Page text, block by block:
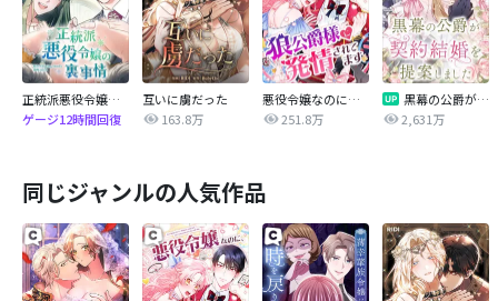
正統派悪役令嬢の裏事情
ゲージ12時間回復
互いに虜だった
163.8万
悪役令嬢なのに、狼公爵様に発情されてます
251.8万
黒幕の公爵が契約結婚を提案しました
2,631万
同じジャンルの人気作品